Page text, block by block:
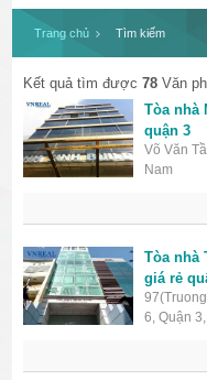
Trang chủ Tìm kiếm
Kết quả tìm được78 Văn
Tòa nhà
quận 3
Võ Văn
Nam
Tòa nhà
giá rẻ
6, Quận